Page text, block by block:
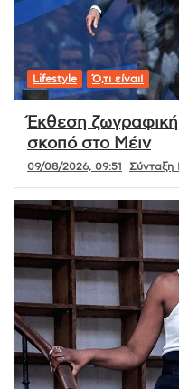
Lifestyle Ό,τι είναι!
Έκθεση
σκοπό στο Μέιν
09/08/2026, 09:51 Σύνταξη